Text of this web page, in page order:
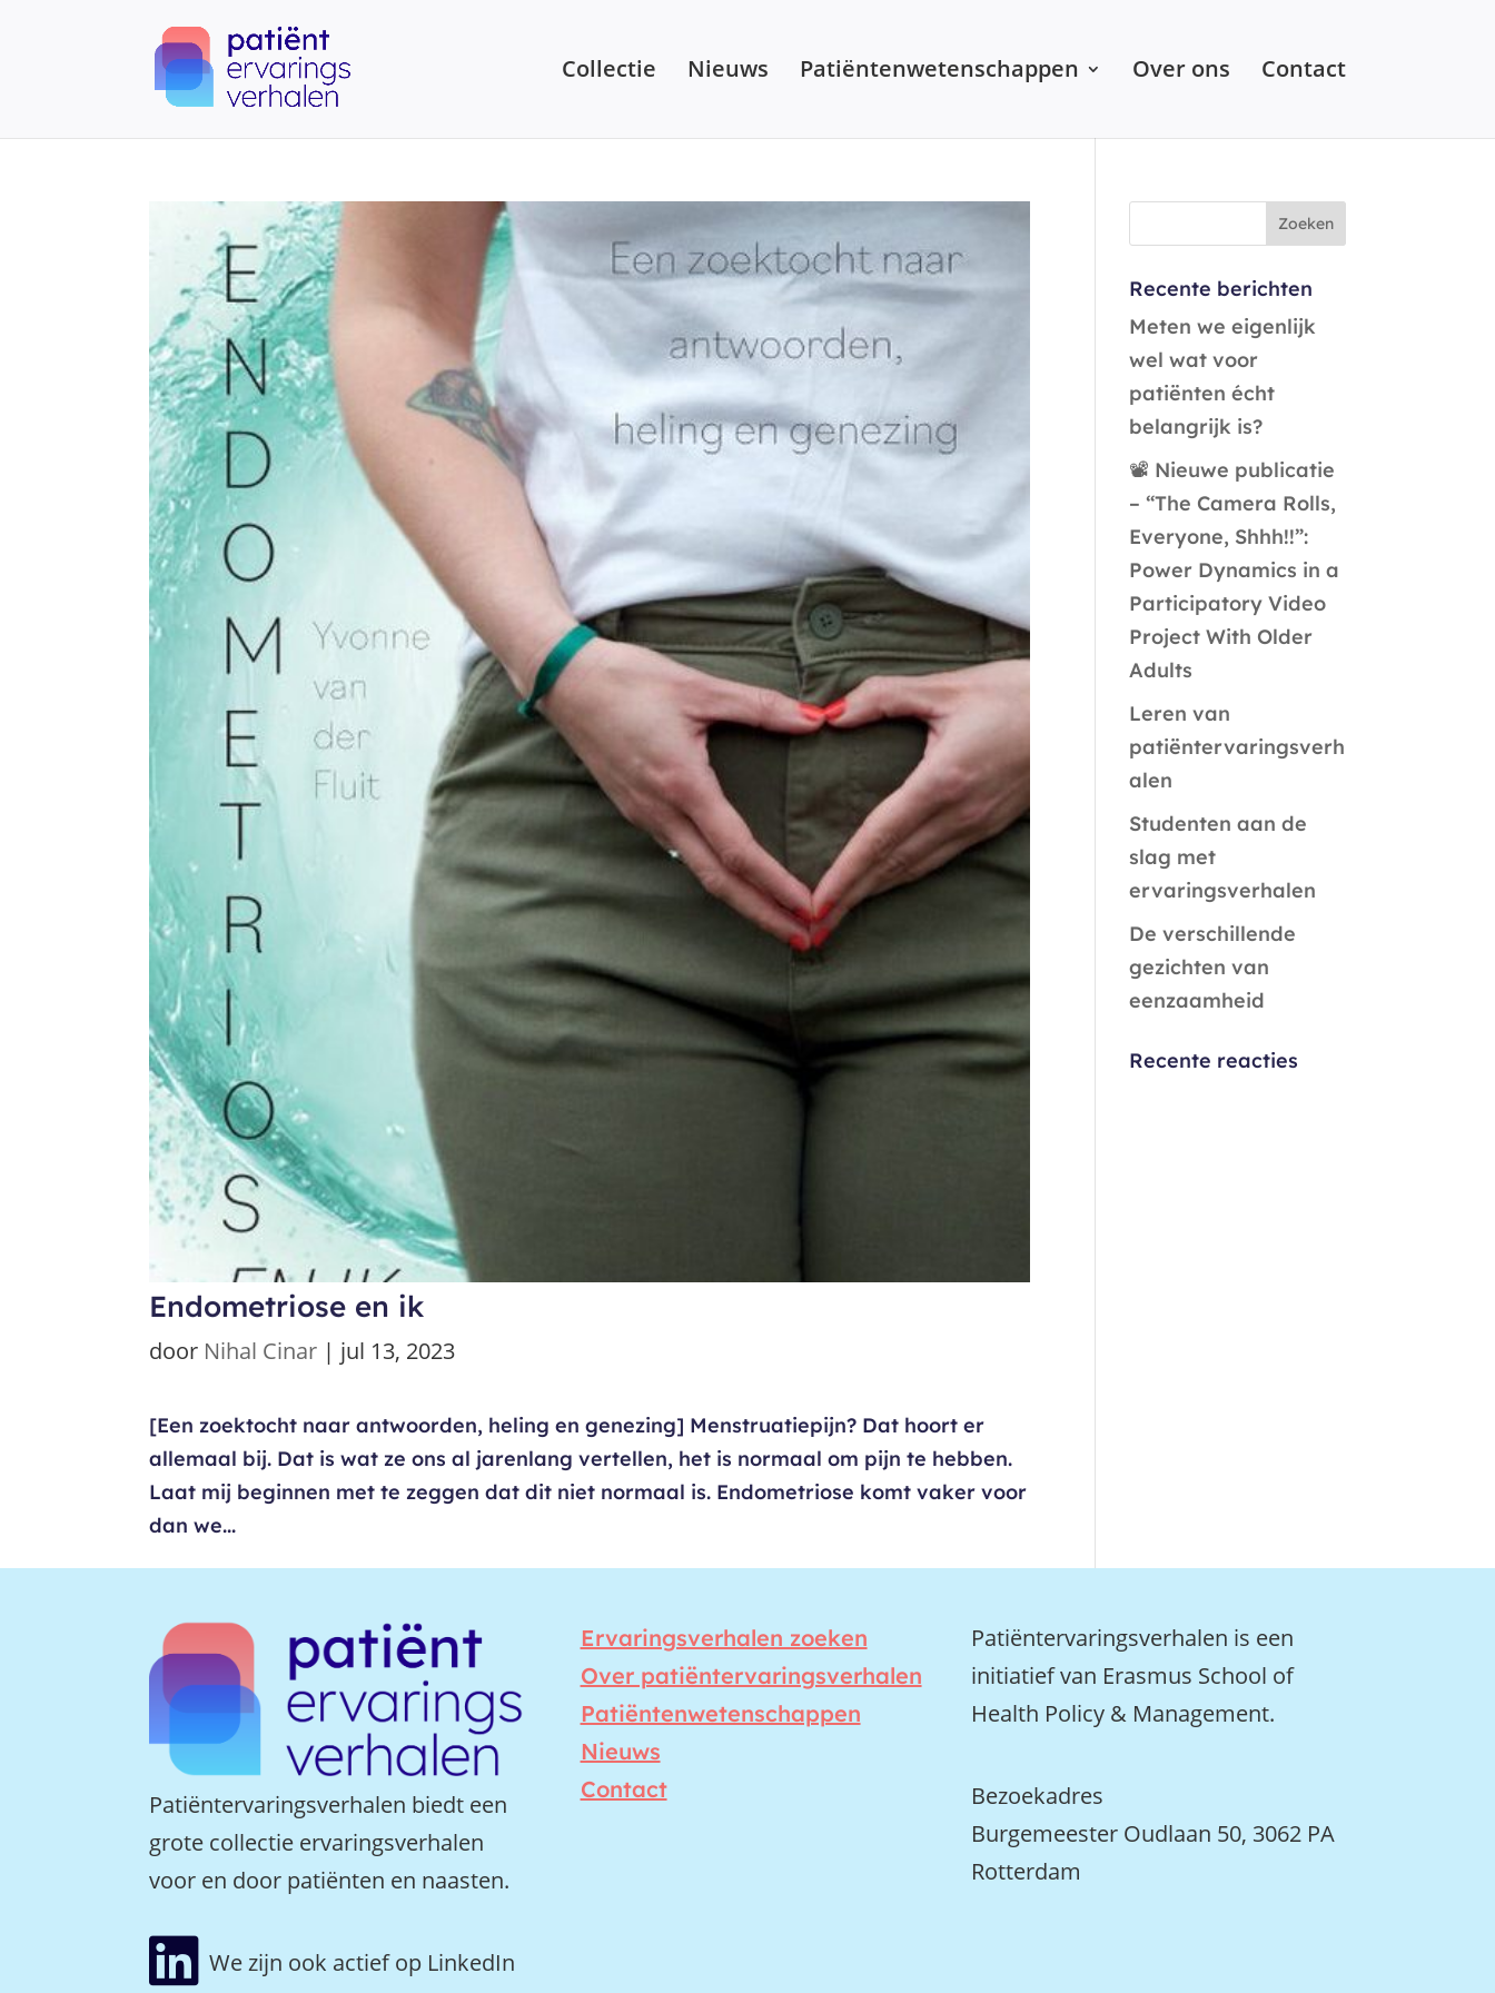
Collectie Nieuws Patiëntenwetenschappen Over ons Contact
Endometriose en ik
door Nihal Cinar | jul 13, 2023
[Een zoektocht naar antwoorden, heling en genezing] Menstruatiepijn? Dat hoort er
allemaal bij. Dat is wat ze ons al jarenlang vertellen, het is normaal om pijn te hebben.
Laat mij beginnen met te zeggen dat dit niet normaal is. Endometriose komt vaker voor
dan we...
Recente berichten
Meten we eigenlijk
wel wat voor
patiënten écht
belangrijk is?
📽️ Nieuwe publicatie
– “The Camera Rolls,
Everyone, Shhh!!”:
Power Dynamics in a
Participatory Video
Project With Older
Adults
Leren van
patiëntervaringsverh
alen
Studenten aan de
slag met
ervaringsverhalen
De verschillende
gezichten van
eenzaamheid
Recente reacties
Patiëntervaringsverhalen biedt een
grote collectie ervaringsverhalen
voor en door patiënten en naasten.
Ervaringsverhalen zoeken
Over patiëntervaringsverhalen
Patiëntenwetenschappen
Nieuws
Contact
Patiëntervaringsverhalen is een
initiatief van Erasmus School of
Health Policy & Management.
Bezoekadres
Burgemeester Oudlaan 50, 3062 PA
Rotterdam
 We zijn ook actief op LinkedIn